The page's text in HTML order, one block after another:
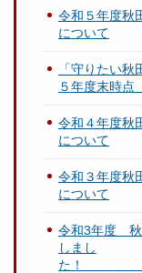
令和５年度秋
について
「守りたい
５年度末時点
令和４年度秋
について
令和３年度秋
について
令和3年度 秋
しまし